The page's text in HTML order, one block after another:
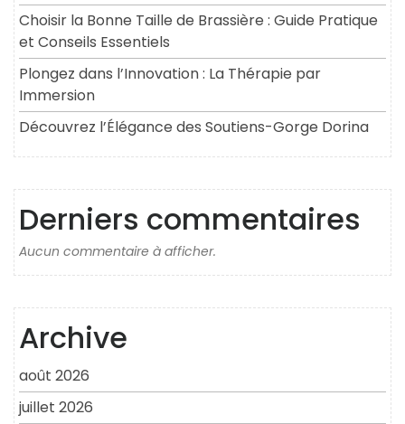
Choisir la Bonne Taille de Brassière : Guide Pratique
et Conseils Essentiels
Plongez dans l’Innovation : La Thérapie par
Immersion
Découvrez l’Élégance des Soutiens-Gorge Dorina
Derniers commentaires
Aucun commentaire à afficher.
Archive
août 2026
juillet 2026